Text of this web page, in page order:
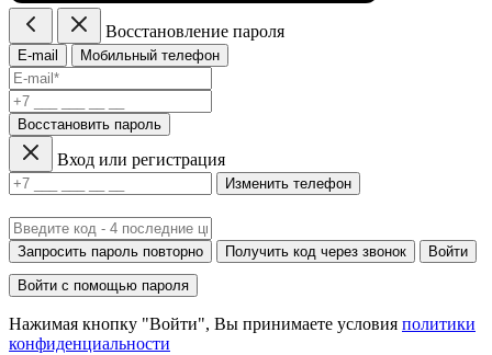
Восстановление пароля
E-mail Мобильный телефон
Восстановить пароль
Вход или регистрация
Изменить телефон
Запросить пароль повторно Получить код через звонок Войти
Войти с помощью пароля
Нажимая кнопку "Войти", Вы принимаете условия политики
конфиденциальности